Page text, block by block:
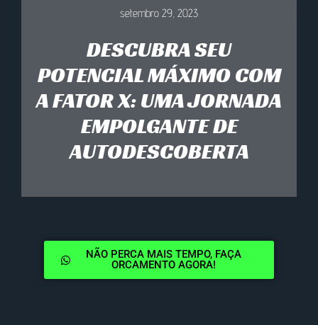
setembro 29, 2023
DESCUBRA SEU
POTENCIAL MÁXIMO COM
A FATOR X: UMA JORNADA
EMPOLGANTE DE
AUTODESCOBERTA
NÃO PERCA MAIS TEMPO, FAÇA
ORCAMENTO AGORA!